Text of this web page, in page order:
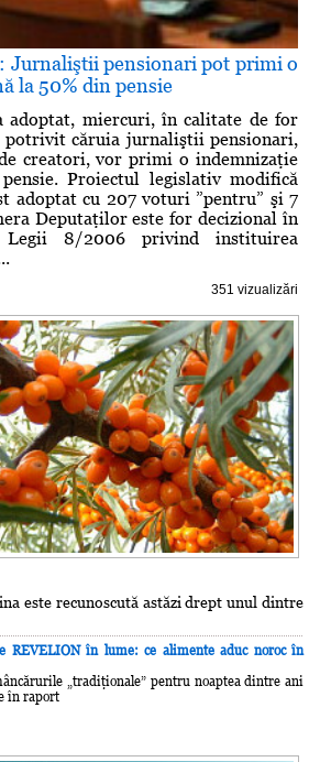
Jurnaliştii pensionari pot primi o
la 50% din pensie
adoptat, miercuri, în calitate de for
potrivit căruia jurnaliştii pensionari,
creatori, vor primi o indemnizaţie
Proiectul legislativ modifică
adoptat cu 207 voturi ”pentru” şi 7
Deputaţilor este for decizional în
8/2006 privind instituirea
351 vizualizări
este recunoscută astăzi drept unul dintre
REVELION în lume: ce alimente aduc noroc în
„tradiţionale” pentru noaptea dintre ani
în raport